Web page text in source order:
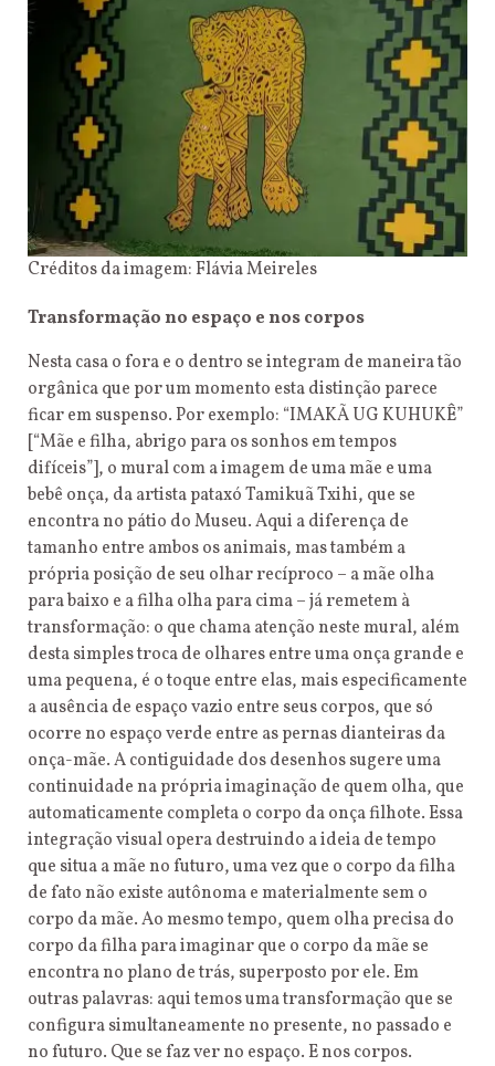
Créditos da imagem: Flávia Meireles
Transformação no espaço e nos corpos
Nesta casa o fora e o dentro se integram de maneira tão
orgânica que por um momento esta distinção parece
ficar em suspenso. Por exemplo: “IMAKÃ UG KUHUKÊ”
[“Mãe e filha, abrigo para os sonhos em tempos
difíceis”], o mural com a imagem de uma mãe e uma
bebê onça, da artista pataxó Tamikuã Txihi, que se
encontra no pátio do Museu. Aqui a diferença de
tamanho entre ambos os animais, mas também a
própria posição de seu olhar recíproco – a mãe olha
para baixo e a filha olha para cima – já remetem à
transformação: o que chama atenção neste mural, além
desta simples troca de olhares entre uma onça grande e
uma pequena, é o toque entre elas, mais especificamente
a ausência de espaço vazio entre seus corpos, que só
ocorre no espaço verde entre as pernas dianteiras da
onça-mãe. A contiguidade dos desenhos sugere uma
continuidade na própria imaginação de quem olha, que
automaticamente completa o corpo da onça filhote. Essa
integração visual opera destruindo a ideia de tempo
que situa a mãe no futuro, uma vez que o corpo da filha
de fato não existe autônoma e materialmente sem o
corpo da mãe. Ao mesmo tempo, quem olha precisa do
corpo da filha para imaginar que o corpo da mãe se
encontra no plano de trás, superposto por ele. Em
outras palavras: aqui temos uma transformação que se
configura simultaneamente no presente, no passado e
no futuro. Que se faz ver no espaço. E nos corpos.